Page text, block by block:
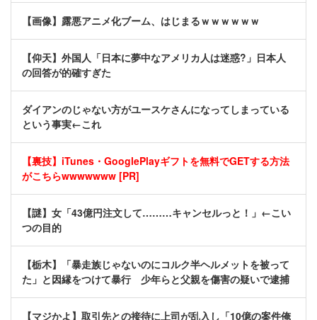
【画像】露悪アニメ化ブーム、はじまるｗｗｗｗｗｗ
【仰天】外国人「日本に夢中なアメリカ人は迷惑?」日本人
の回答が的確すぎた
ダイアンのじゃない方がユースケさんになってしまっている
という事実←これ
【裏技】iTunes・GooglePlayギフトを無料でGETする方法
がこちらwwwwwww [PR]
【謎】女「43億円注文して………キャンセルっと！」←こい
つの目的
【栃木】「暴走族じゃないのにコルク半ヘルメットを被って
た」と因縁をつけて暴行 少年らと父親を傷害の疑いで逮捕
【マジかよ】取引先との接待に上司が乱入し「10億の案件俺